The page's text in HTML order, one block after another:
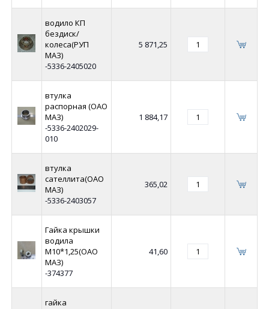
водило КП
бездиск/
колеса(РУП
МАЗ)
-5336-2405020
5 871,25
втулка
распорная (ОАО
МАЗ)
-5336-2402029-
010
1 884,17
втулка
сателлита(ОАО
МАЗ)
-5336-2403057
365,02
Гайка крышки
водила
М10*1,25(ОАО
МАЗ)
-374377
41,60
гайка